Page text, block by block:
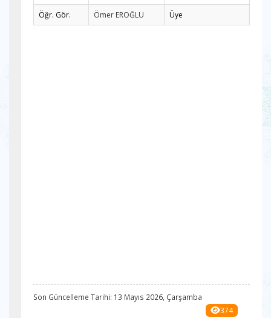
Öğr. Gör.
Ömer EROĞLU Üye
Son Güncelleme Tarihi: 13 Mayıs 2026, Çarşamba
374